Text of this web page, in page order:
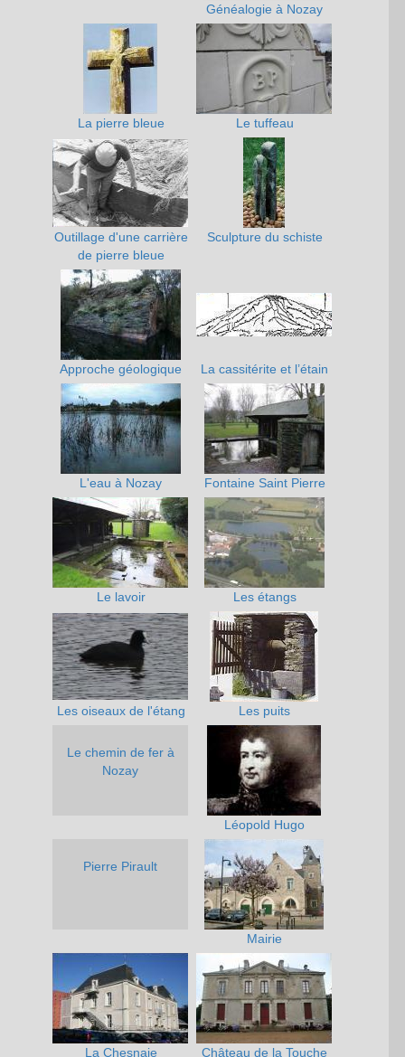
Généalogie à Nozay
La pierre bleue Le tuffeau
Outillage d'une carrière
de pierre bleue
Sculpture du schiste
Approche géologique La cassitérite et l’étain
L'eau à Nozay Fontaine Saint Pierre
Le lavoir Les étangs
Les oiseaux de l'étang Les puits
Le chemin de fer à
Nozay
Léopold Hugo
Pierre Pirault
Mairie
La Chesnaie Château de la Touche